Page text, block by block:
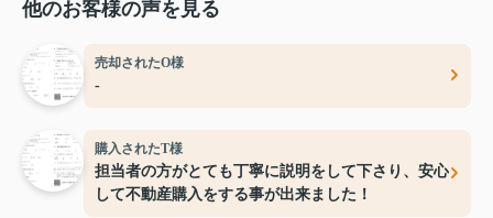
他のお客様の声を見る
売却されたO様
-
購入されたT様
担当者の方がとても丁寧に説明をして下さり、安心
して不動産購入をする事が出来ました！